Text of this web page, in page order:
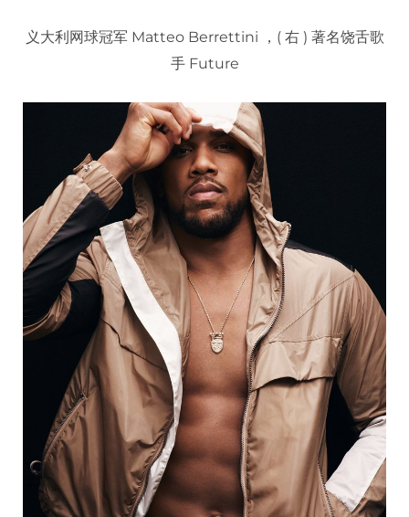
义大利网球冠军 Matteo Berrettini ，( 右 ) 著名饶舌歌
手 Future